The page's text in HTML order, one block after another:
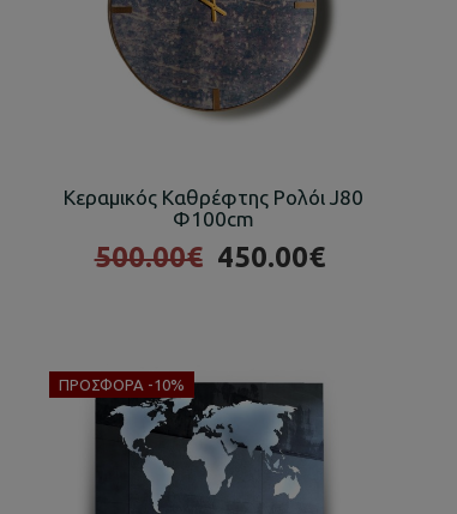
Κεραμικός Καθρέφτης Ρολόι J80
Φ100cm
500.00€ 450.00€
ΠΡΟΣΦΟΡΆ -10%